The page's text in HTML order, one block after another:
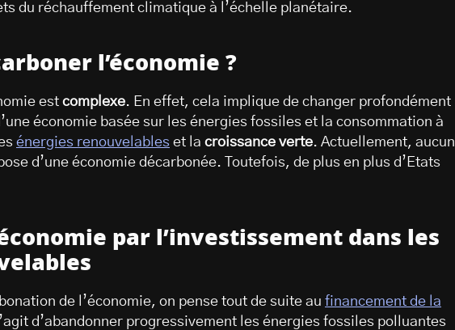
du réchauffement climatique à l’échelle planétaire.
l’économie ?
est complexe. En effet, cela implique de changer profondément
économie basée sur les énergies fossiles et la consommation à
énergies renouvelables et la croissance verte. Actuellement, aucun
d’une économie décarbonée. Toutefois, de plus en plus d’Etats
par l’investissement dans les
de l’économie, on pense tout de suite au financement de la
d’abandonner progressivement les énergies fossiles polluantes